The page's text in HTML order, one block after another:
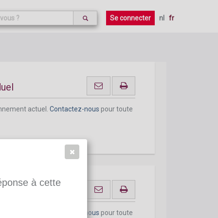
Se connecter nl fr
actuel. Contactez-nous pour toute
Contactez-nous pour toute
à cette